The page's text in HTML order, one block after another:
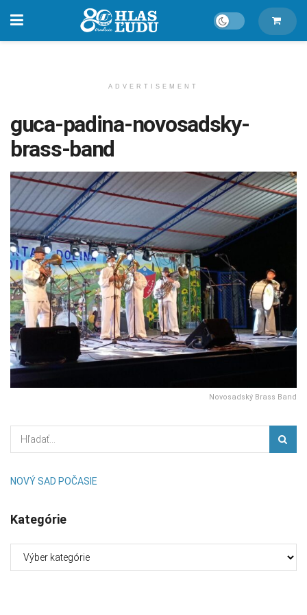
ADVERTISEMENT
guca-padina-novosadsky-
brass-band
Novosadský Brass Band
NOVÝ SAD POČASIE
Kategórie